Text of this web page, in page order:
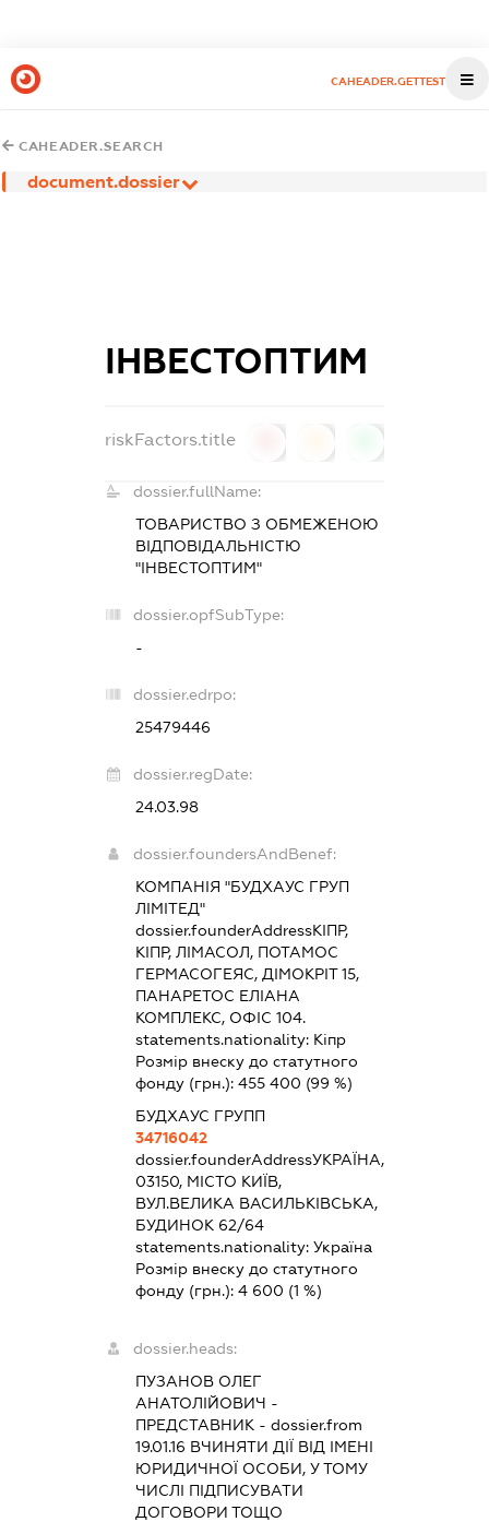
CAHEADER.GETTEST
CAHEADER.SEARCH
document.dossier
ІНВЕСТОПТИМ
riskFactors.title
dossier.fullName:
ТОВАРИСТВО З ОБМЕЖЕНОЮ
ВІДПОВІДАЛЬНІСТЮ
"ІНВЕСТОПТИМ"
dossier.opfSubType:
-
dossier.edrpo:
25479446
dossier.regDate:
24.03.98
dossier.foundersAndBenef:
КОМПАНІЯ "БУДХАУС ГРУП
ЛІМІТЕД"
dossier.founderAddressКІПР,
КІПР, ЛІМАСОЛ, ПОТАМОС
ГЕРМАСОГЕЯС, ДІМОКРІТ 15,
ПАНАРЕТОС ЕЛІАНА
КОМПЛЕКС, ОФІС 104.
statements.nationality: Кіпр
Розмір внеску до статутного
фонду (грн.): 455 400 (99 %)
БУДХАУС ГРУПП
34716042
dossier.founderAddressУКРАЇНА,
03150, МІСТО КИЇВ,
ВУЛ.ВЕЛИКА ВАСИЛЬКІВСЬКА,
БУДИНОК 62/64
statements.nationality: Україна
Розмір внеску до статутного
фонду (грн.): 4 600 (1 %)
dossier.heads:
ПУЗАНОВ ОЛЕГ
АНАТОЛІЙОВИЧ -
ПРЕДСТАВНИК - dossier.from
19.01.16 ВЧИНЯТИ ДІЇ ВІД ІМЕНІ
ЮРИДИЧНОЇ ОСОБИ, У ТОМУ
ЧИСЛІ ПІДПИСУВАТИ
ДОГОВОРИ ТОЩО